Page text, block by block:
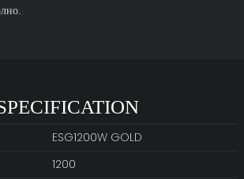
ESG1200W GOLD
1200